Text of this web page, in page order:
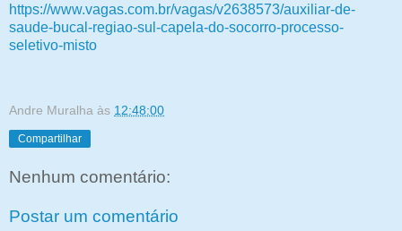
https://www.vagas.com.br/vagas/v2638573/auxiliar-de-
saude-bucal-regiao-sul-capela-do-socorro-processo-
seletivo-misto
Andre Muralha às 12:48:00
Compartilhar
Nenhum comentário:
Postar um comentário